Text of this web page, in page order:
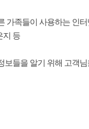
가족들이 사용하는 인터
지 등
들을 알기 위해 고객